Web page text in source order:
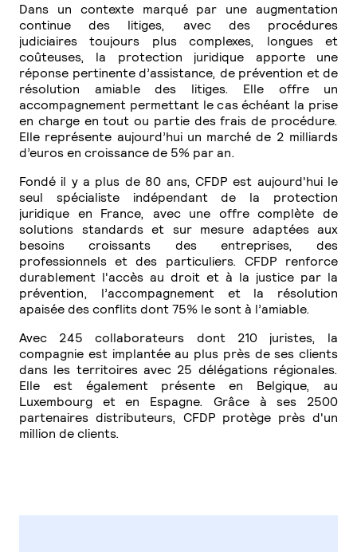
Dans un contexte marqué par une augmentation
continue des litiges, avec des procédures
judiciaires toujours plus complexes, longues et
coûteuses, la protection juridique apporte une
réponse pertinente d’assistance, de prévention et de
résolution amiable des litiges. Elle offre un
accompagnement permettant le cas échéant la prise
en charge en tout ou partie des frais de procédure.
Elle représente aujourd’hui un marché de 2 milliards
d’euros en croissance de 5% par an.
Fondé il y a plus de 80 ans, CFDP est aujourd'hui le
seul spécialiste indépendant de la protection
juridique en France, avec une offre complète de
solutions standards et sur mesure adaptées aux
besoins croissants des entreprises, des
professionnels et des particuliers. CFDP renforce
durablement l'accès au droit et à la justice par la
prévention, l’accompagnement et la résolution
apaisée des conflits dont 75% le sont à l’amiable.
Avec 245 collaborateurs dont 210 juristes, la
compagnie est implantée au plus près de ses clients
dans les territoires avec 25 délégations régionales.
Elle est également présente en Belgique, au
Luxembourg et en Espagne. Grâce à ses 2500
partenaires distributeurs, CFDP protège près d'un
million de clients.